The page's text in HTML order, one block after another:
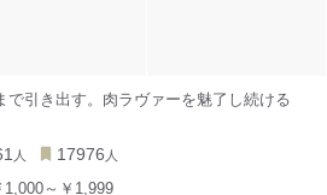
で引き出す。肉ラヴァーを魅了し続ける
人 17976 人
1,000～￥1,999